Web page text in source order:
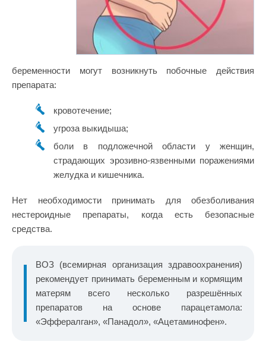
беременности могут возникнуть побочные действия
препарата:
кровотечение;
угроза выкидыша;
боли в подложечной области у женщин,
страдающих эрозивно-язвенными поражениями
желудка и кишечника.
Нет необходимости принимать для обезболивания
нестероидные препараты, когда есть безопасные
средства.
ВОЗ (всемирная организация здравоохранения)
рекомендует принимать беременным и кормящим
матерям всего несколько разрешённых
препаратов на основе парацетамола:
«Эффералган», «Панадол», «Ацетаминофен».